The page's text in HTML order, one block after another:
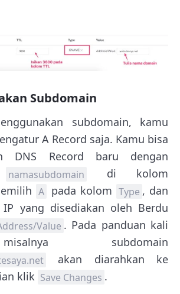
Subdomain
subdomain, kamu
A Record saja. Kamu bisa
DNS Record baru dengan
namasubdomain di kolom
A pada kolom Type , dan
yang disediakan oleh Berdu
Value . Pada panduan kali
subdomain
akan diarahkan ke
klik Save Changes .